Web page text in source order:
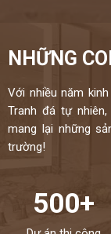
NHỮNG
Với nhiều năm
Tranh đá tự
mang lại những
trường!
500+